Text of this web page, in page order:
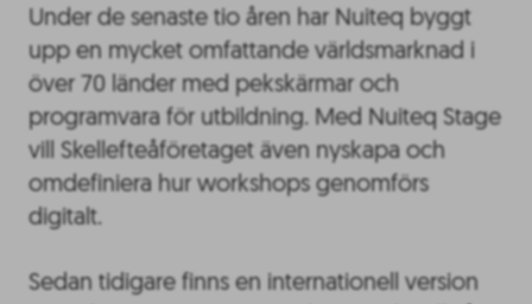
Under de senaste tio åren har Nuiteq byggt
upp en mycket omfattande världsmarknad i
över 70 länder med pekskärmar och
programvara för utbildning. Med Nuiteq Stage
vill Skellefteåföretaget även nyskapa och
omdefiniera hur workshops genomförs
digitalt.
Sedan tidigare finns en internationell version